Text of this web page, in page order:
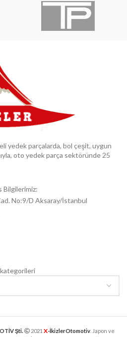
yedek parçalarda, bol çeşit, uygun
oto yedek parça sektöründe 25
No:9/D Aksaray/İstanbul
Şti. 2021 X-İkizlerOtomotiv. Japon ve